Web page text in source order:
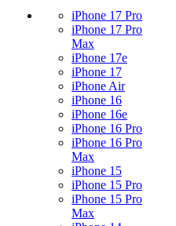
iPhone 17 Pro
iPhone 17 Pro
Max
iPhone 17e
iPhone 17
iPhone Air
iPhone 16
iPhone 16e
iPhone 16 Pro
iPhone 16 Pro
Max
iPhone 15
iPhone 15 Pro
iPhone 15 Pro
Max